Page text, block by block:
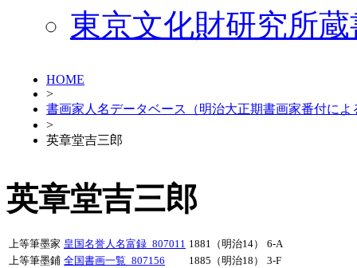
東京文化財研究所
HOME
>
書画家人名データベース（明治大正期書画家番付によ
>
英章堂吉三郎
英章堂吉三郎
上等筆墨家 皇国名誉人名富録_807011 1881（明治14）
6-A
上等筆墨鋪 全国書画一覧_807156 1885（明治18） 3-F